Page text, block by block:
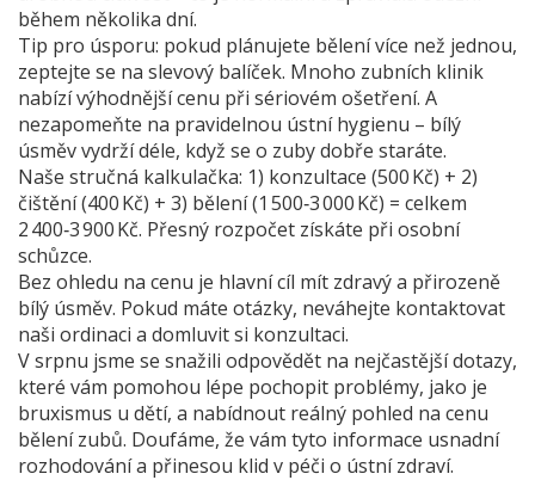
během několika dní.
Tip pro úsporu: pokud plánujete bělení více než jednou,
zeptejte se na slevový balíček. Mnoho zubních klinik
nabízí výhodnější cenu při sériovém ošetření. A
nezapomeňte na pravidelnou ústní hygienu – bílý
úsměv vydrží déle, když se o zuby dobře staráte.
Naše stručná kalkulačka: 1) konzultace (500 Kč) + 2)
čištění (400 Kč) + 3) bělení (1 500‑3 000 Kč) = celkem
2 400‑3 900 Kč. Přesný rozpočet získáte při osobní
schůzce.
Bez ohledu na cenu je hlavní cíl mít zdravý a přirozeně
bílý úsměv. Pokud máte otázky, neváhejte kontaktovat
naši ordinaci a domluvit si konzultaci.
V srpnu jsme se snažili odpovědět na nejčastější dotazy,
které vám pomohou lépe pochopit problémy, jako je
bruxismus u dětí, a nabídnout reálný pohled na cenu
bělení zubů. Doufáme, že vám tyto informace usnadní
rozhodování a přinesou klid v péči o ústní zdraví.